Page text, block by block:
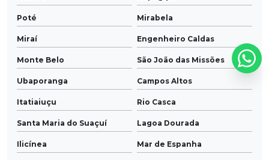
Poté Mirabela
Miraí Engenheiro Caldas
Monte Belo São João das Missões
Ubaporanga Campos Altos
Itatiaiuçu Rio Casca
Santa Maria do Suaçuí Lagoa Dourada
Ilicínea Mar de Espanha